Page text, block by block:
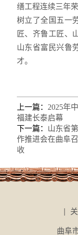
缮工程连续三年
树立了全国五一
匠、齐鲁工匠、
山东省富民兴鲁
才。
上一篇： 2025年
福建长泰启幕
下一篇： 山东省
作推进会在曲阜
收
|
曲阜